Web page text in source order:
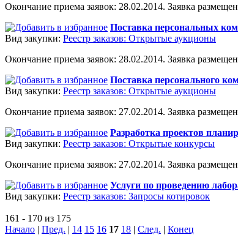
Окончание приема заявок: 28.02.2014. Заявка
Поставка персональных
Вид закупки: Реестр заказов: Открытые аукционы
Окончание приема заявок: 28.02.2014. Заявка
Поставка персонального
Вид закупки: Реестр заказов: Открытые аукционы
Окончание приема заявок: 27.02.2014. Заявка
Разработка проектов
Вид закупки: Реестр заказов: Открытые конкурсы
Окончание приема заявок: 27.02.2014. Заявка
Услуги по проведению
Вид закупки: Реестр заказов: Запросы котировок
161 - 170 из 175
Начало | Пред. | 14 15 16 17 18 | След. | Конец